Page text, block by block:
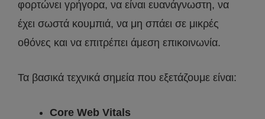
φορτώνει γρήγορα, να είναι ευανάγνωστη, να
έχει σωστά κουμπιά, να μη σπάει σε μικρές
οθόνες και να επιτρέπει άμεση επικοινωνία.
Τα βασικά τεχνικά σημεία που εξετάζουμε είναι:
Core Web Vitals